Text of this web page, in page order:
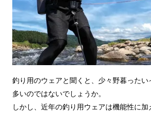
釣り用のウェアと聞くと、少々野暮ったい
多いのではないでしょうか。
しかし、近年の釣り用ウェアは機能性に